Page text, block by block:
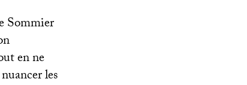
Sommier
en ne
les